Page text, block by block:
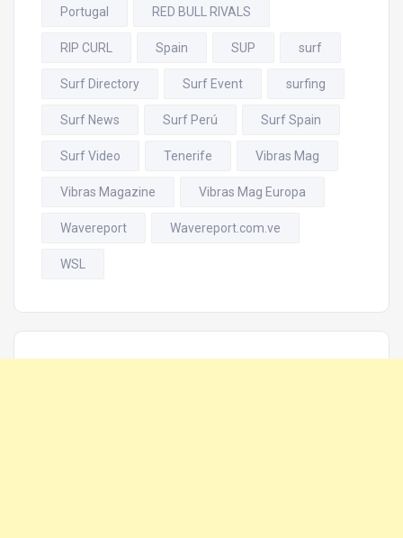
Portugal RED BULL RIVALS
RIP CURL Spain SUP surf
Surf Directory Surf Event surfing
Surf News Surf Perú Surf Spain
Surf Video Tenerife Vibras Mag
Vibras Magazine Vibras Mag Europa
Wavereport Wavereport.com.ve
WSL